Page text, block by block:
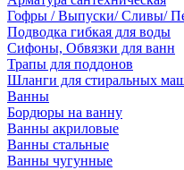
Гофры / Выпуски/ Сливы/
Подводка гибкая для воды
Сифоны, Обвязки для ванн
Трапы для поддонов
Шланги для стиральных
Ванны
Бордюры на ванну
Ванны акриловые
Ванны стальные
Ванны чугунные